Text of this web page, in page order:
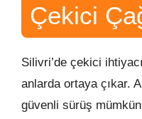
Çekici
Silivri’de çekici
anlarda ortaya çıkar.
güvenli sürüş